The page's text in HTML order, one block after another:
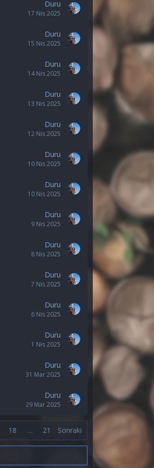
Duru
17 Nis 2025
Duru
15 Nis 2025
Duru
14 Nis 2025
Duru
13 Nis 2025
Duru
12 Nis 2025
Duru
10 Nis 2025
Duru
10 Nis 2025
Duru
9 Nis 2025
Duru
8 Nis 2025
Duru
7 Nis 2025
Duru
6 Nis 2025
Duru
1 Nis 2025
Duru
31 Mar 2025
Duru
29 Mar 2025
18 … 21 Sonraki